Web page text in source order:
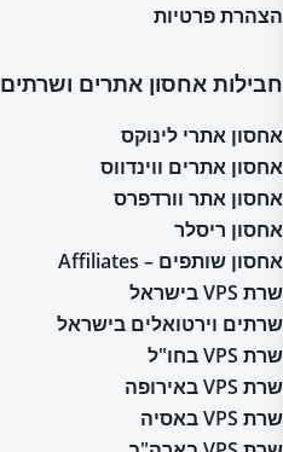
הצהרת פרטיות
חבילות אחסון אתרים ושרתים
אחסון אתרי לינוקס
אחסון אתרים ווינדווס
אחסון אתר וורדפרס
אחסון ריסלר
אחסון שותפים – Affiliates
שרת VPS בישראל
שרתים וירטואלים בישראל
שרת VPS בחו"ל
שרת VPS באירופה
שרת VPS באסיה